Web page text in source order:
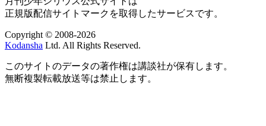
正規版配信サイトマークを取得したサービスです。
Copyright © 2008-2026
Kodansha Ltd. All Rights Reserved.
このサイトのデータの著作権は講談社が保有します。
無断複製転載放送等は禁止します。